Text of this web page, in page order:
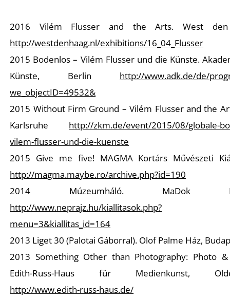
2016 Vilém Flusser and the Arts. West den
http://westdenhaag.nl/exhibitions/16_04_Flusser
2015 Bodenlos – Vilém Flusser und die Künste.
Künste, Berlin http://www.adk.de/de/
we_objectID=49532&
2015 Without Firm Ground – Vilém Flusser and the
Karlsruhe http://zkm.de/event/2015/08/globale-
vilem-flusser-und-die-kuenste
2015 Give me five! MAGMA Kortárs Művészeti
http://magma.maybe.ro/archive.php?id=190
2014 Múzeumháló. MaDok
http://www.neprajz.hu/kiallitasok.php?
menu=3&kiallitas_id=164
2013 Liget 30 (Palotai Gáborral). Olof Palme Ház,
2013 Something Other than Photography: Photo
Edith-Russ-Haus für Medienkunst,
http://www.edith-russ-haus.de/